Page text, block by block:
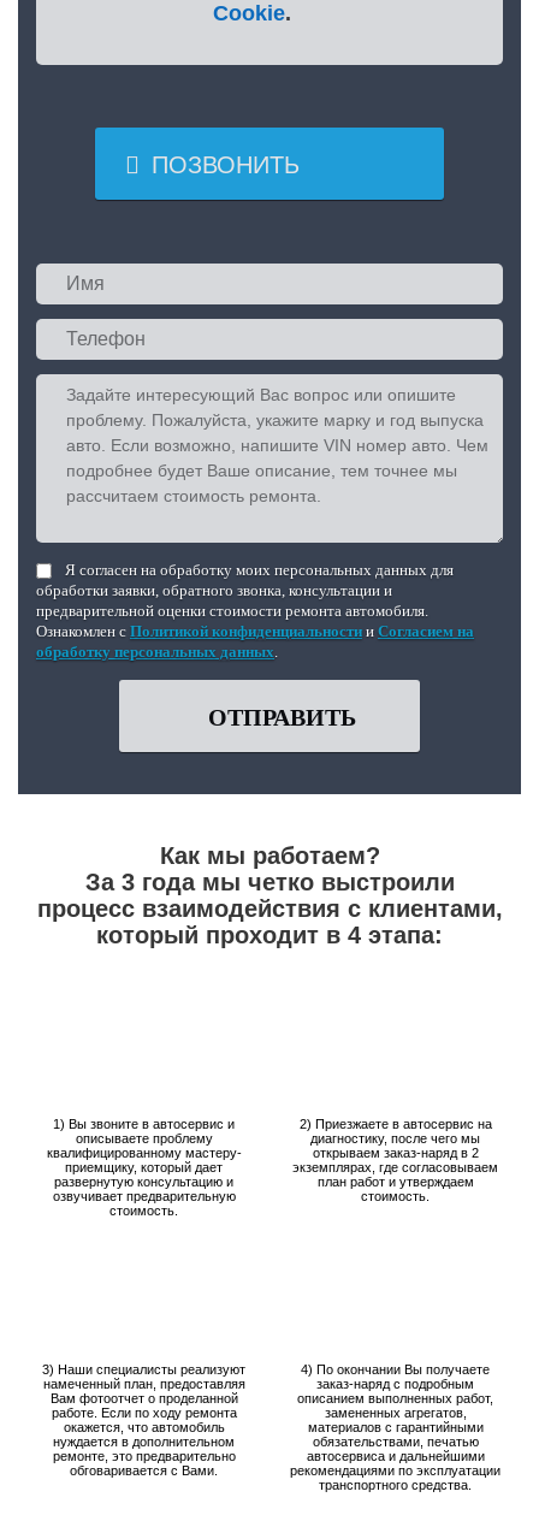
Cookie.
 ПОЗВОНИТЬ
Я согласен на обработку моих персональных данных для
обработки заявки, обратного звонка, консультации и
предварительной оценки стоимости ремонта автомобиля.
Ознакомлен с Политикой конфиденциальности и Согласием на
обработку персональных данных.
ОТПРАВИТЬ
Как мы работаем?
За 3 года мы четко выстроили
процесс взаимодействия с клиентами,
который проходит в 4 этапа:
1) Вы звоните в автосервис и
описываете проблему
квалифицированному мастеру-
приемщику, который дает
развернутую консультацию и
озвучивает предварительную
стоимость.
2) Приезжаете в автосервис на
диагностику, после чего мы
открываем заказ-наряд в 2
экземплярах, где согласовываем
план работ и утверждаем
стоимость.
3) Наши специалисты реализуют
намеченный план, предоставляя
Вам фотоотчет о проделанной
работе. Если по ходу ремонта
окажется, что автомобиль
нуждается в дополнительном
ремонте, это предварительно
обговаривается с Вами.
4) По окончании Вы получаете
заказ-наряд с подробным
описанием выполненных работ,
замененных агрегатов,
материалов с гарантийными
обязательствами, печатью
автосервиса и дальнейшими
рекомендациями по эксплуатации
транспортного средства.